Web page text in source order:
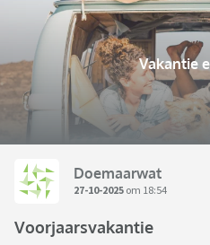
Vakantie
Doemaarwat
27-10-2025 om 18:54
Voorjaarsvakantie